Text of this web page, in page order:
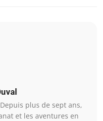
plus de sept ans,
et les aventures en